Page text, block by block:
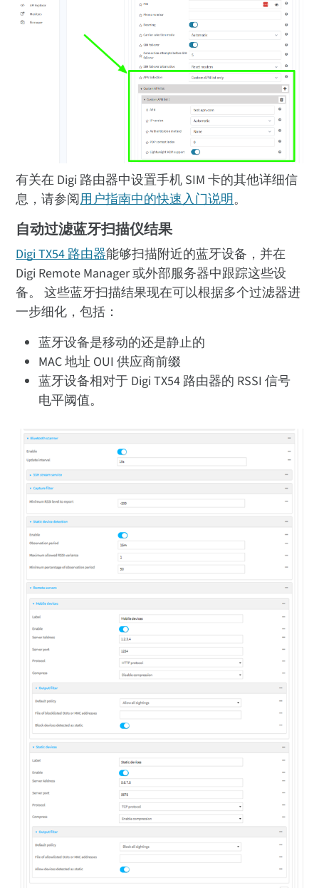
有关在 Digi 路由器中设置手机 SIM 卡的其他详细信
息，请参阅用户指南中的快速入门说明。
自动过滤蓝牙扫描仪结果
Digi TX54 路由器能够扫描附近的蓝牙设备，并在
Digi Remote Manager 或外部服务器中跟踪这些设
备。 这些蓝牙扫描结果现在可以根据多个过滤器进
一步细化，包括：
蓝牙设备是移动的还是静止的
MAC 地址 OUI 供应商前缀
蓝牙设备相对于 Digi TX54 路由器的 RSSI 信号
电平阈值。